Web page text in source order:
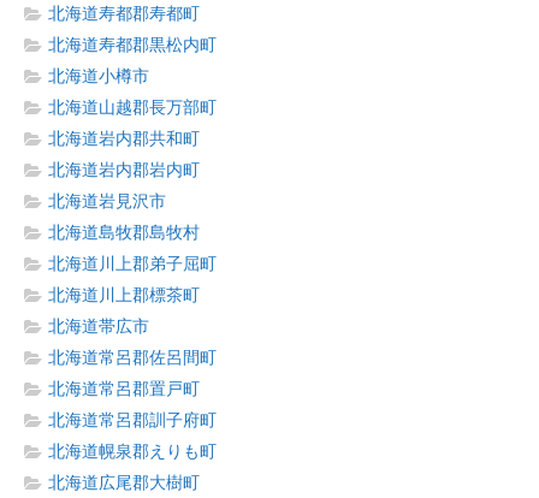
北海道寿都郡寿都町
北海道寿都郡黒松内町
北海道小樽市
北海道山越郡長万部町
北海道岩内郡共和町
北海道岩内郡岩内町
北海道岩見沢市
北海道島牧郡島牧村
北海道川上郡弟子屈町
北海道川上郡標茶町
北海道帯広市
北海道常呂郡佐呂間町
北海道常呂郡置戸町
北海道常呂郡訓子府町
北海道幌泉郡えりも町
北海道広尾郡大樹町